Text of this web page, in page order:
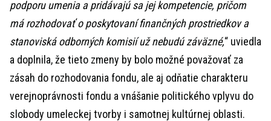
podporu umenia a pridávajú sa jej kompetencie, pričom
má rozhodovať o poskytovaní finančných prostriedkov a
stanoviská odborných komisií už nebudú záväzné,“ uviedla
a doplnila, že tieto zmeny by bolo možné považovať za
zásah do rozhodovania fondu, ale aj odňatie charakteru
verejnoprávnosti fondu a vnášanie politického vplyvu do
slobody umeleckej tvorby i samotnej kultúrnej oblasti.